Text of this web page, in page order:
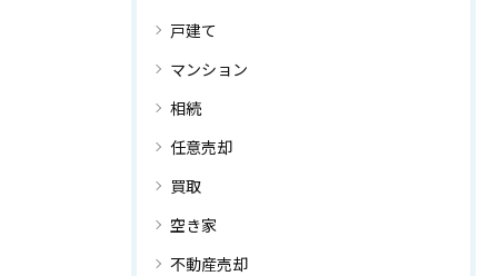
戸建て
マンション
相続
任意売却
買取
空き家
不動産売却